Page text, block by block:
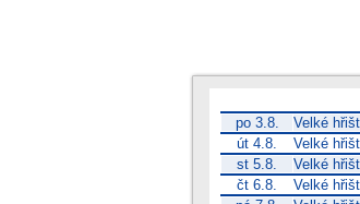
po 3.8.
Velké
út 4.8.
Velké
st 5.8.
Velké
čt 6.8.
Velké